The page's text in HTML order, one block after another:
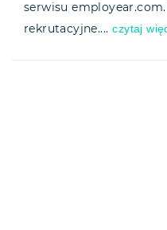
serwisu
rekrutacyjne.... czytaj